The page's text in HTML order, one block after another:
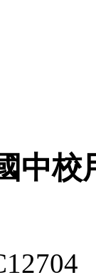
中